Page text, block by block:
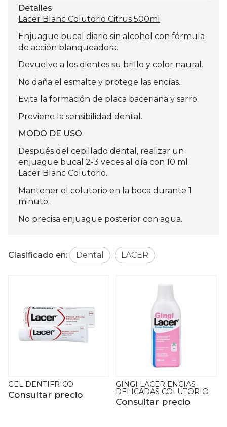
Detalles
Lacer Blanc Colutorio Citrus 500ml
Enjuague bucal diario sin alcohol con fórmula
de acción blanqueadora.
Devuelve a los dientes su brillo y color naural.
No daña el esmalte y protege las encías.
Evita la formación de placa baceriana y sarro.
Previene la sensibilidad dental.
MODO DE USO
Después del cepillado dental, realizar un
enjuague bucal 2-3 veces al día con 10 ml
Lacer Blanc Colutorio.
Mantener el colutorio en la boca durante 1
minuto.
No precisa enjuague posterior con agua.
Clasificado en: Dental LACER
GINGI LACER ENCIAS
DELICADAS COLUTORIO
Consultar precio
GINGI LACER PASTA
2x125ML
Consultar precio